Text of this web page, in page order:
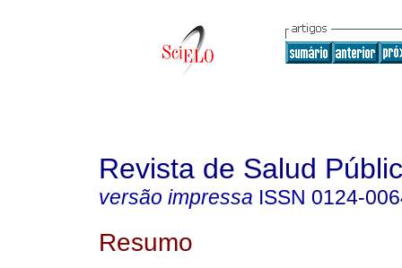
Revista de Salud
versão impressa ISSN 0124-
Resumo